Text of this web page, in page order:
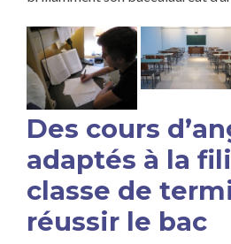
Des cours
adaptés à la
classe de
réussir le bac